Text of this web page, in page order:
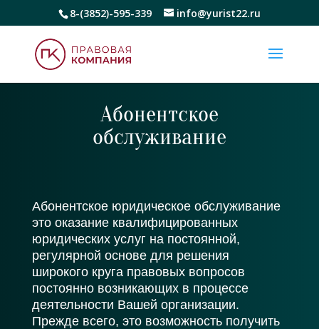
8-(3852)-595-339 info@yurist22.ru
Абонентское
обслуживание
Абонентское юридическое обслуживание
это оказание квалифицированных
юридических услуг на постоянной,
регулярной основе для решения
широкого круга правовых вопросов
постоянно возникающих в процессе
деятельности Вашей организации.
Прежде всего, это возможность получить